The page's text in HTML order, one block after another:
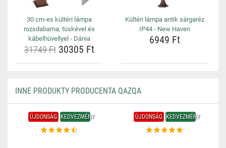
30 cm-es kültéri lámpa
rozsdabarna, tüskével és
kábelhüvellyel - Dánia
31749 Ft30305 Ft
Kültéri lámpa antik sárgaréz
IP44 - New Haven
6949 Ft
INNE PRODUKTY PRODUCENTA QAZQA
ÚJDONSÁG KEDVEZMÉNY ÚJDONSÁG KEDVEZMÉNY